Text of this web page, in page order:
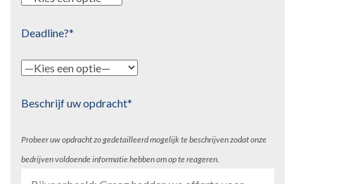
Deadline?*
Beschrijf uw opdracht*
Probeer uw opdracht zo gedetailleerd mogelijk te beschrijven zodat onze
bedrijven voldoende informatie hebben om op te reageren.